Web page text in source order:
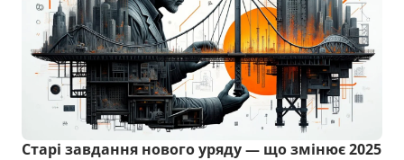
Старі завдання нового уряду — що змінює 2025